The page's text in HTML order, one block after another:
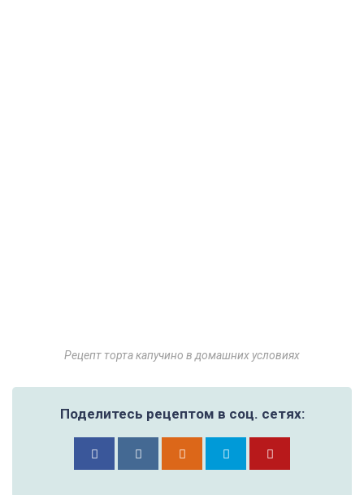
Рецепт торта капучино в домашних условиях
Поделитесь рецептом в соц. сетях: